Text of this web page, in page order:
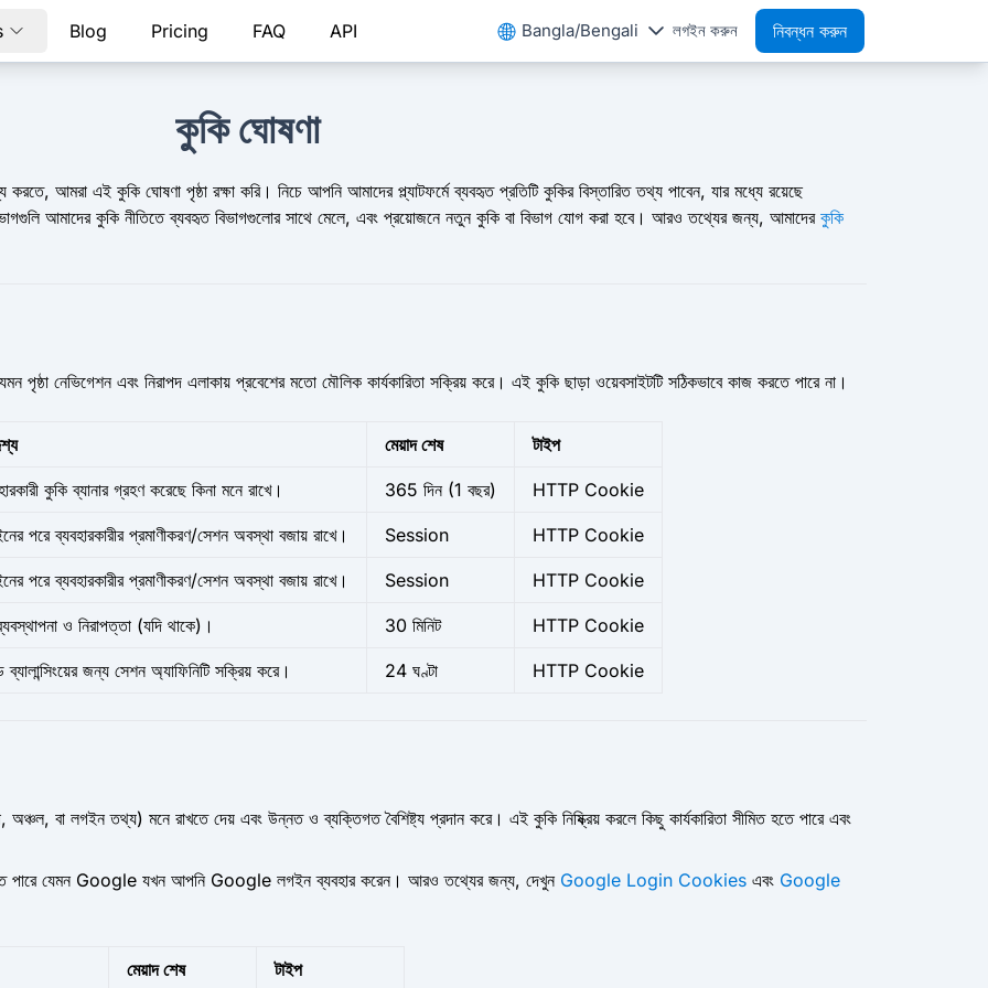
Blog Pricing FAQ API Bangla/Bengali লগইন করুন নিবন্ধন করুন
কুকি ঘোষণা
আমরা এই কুকি ঘোষণা পৃষ্ঠা রক্ষা করি। নিচে আপনি আমাদের প্ল্যাটফর্মে ব্যবহৃত প্রতিটি কুকির বিস্তারিত তথ্য পাবেন, যার মধ্যে রয়েছে
আমাদের কুকি নীতিতে ব্যবহৃত বিভাগগুলোর সাথে মেলে, এবং প্রয়োজনে নতুন কুকি বা বিভাগ যোগ করা হবে। আরও তথ্যের জন্য, আমাদের কুকি
পৃষ্ঠা নেভিগেশন এবং নিরাপদ এলাকায় প্রবেশের মতো মৌলিক কার্যকারিতা সক্রিয় করে। এই কুকি ছাড়া ওয়েবসাইটটি সঠিকভাবে কাজ করতে পারে না।
মেয়াদ শেষ টাইপ
কুকি ব্যানার গ্রহণ করেছে কিনা মনে রাখে। 365 দিন (1 বছর) HTTP Cookie
পরে ব্যবহারকারীর প্রমাণীকরণ/সেশন অবস্থা বজায় রাখে। Session HTTP Cookie
পরে ব্যবহারকারীর প্রমাণীকরণ/সেশন অবস্থা বজায় রাখে। Session HTTP Cookie
ও নিরাপত্তা (যদি থাকে)। 30 মিনিট HTTP Cookie
জন্য সেশন অ্যাফিনিটি সক্রিয় করে। 24 ঘণ্টা HTTP Cookie
বা লগইন তথ্য) মনে রাখতে দেয় এবং উন্নত ও ব্যক্তিগত বৈশিষ্ট্য প্রদান করে। এই কুকি নিষ্ক্রিয় করলে কিছু কার্যকারিতা সীমিত হতে পারে এবং
হতে পারে যেমন Google যখন আপনি Google লগইন ব্যবহার করেন। আরও তথ্যের জন্য, দেখুন Google Login Cookies এবং Google
মেয়াদ শেষ টাইপ